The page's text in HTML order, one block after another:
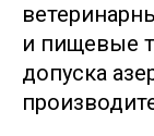
и пищевые
допуска